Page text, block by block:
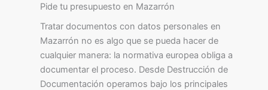
Pide tu presupuesto en Mazarrón
Tratar documentos con datos personales en
Mazarrón no es algo que se pueda hacer de
cualquier manera: la normativa europea obliga a
documentar el proceso. Desde Destrucción de
Documentación operamos bajo los principales